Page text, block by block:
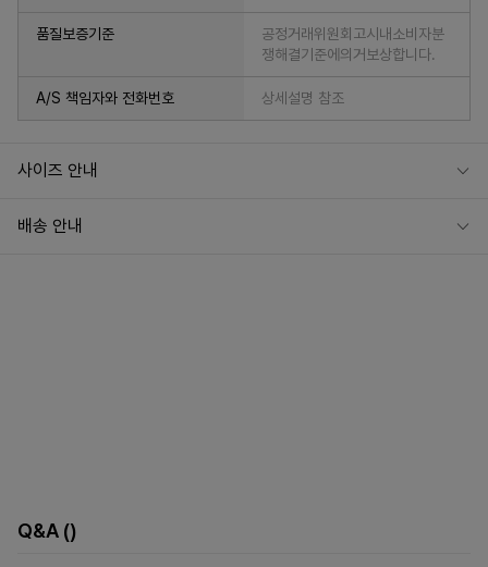
품질보증기준
공정거래위원회고시내소비자분
쟁해결기준에의거보상합니다.
A/S 책임자와 전화번호 상세설명 참조
사이즈 안내
배송 안내
Q&A ()